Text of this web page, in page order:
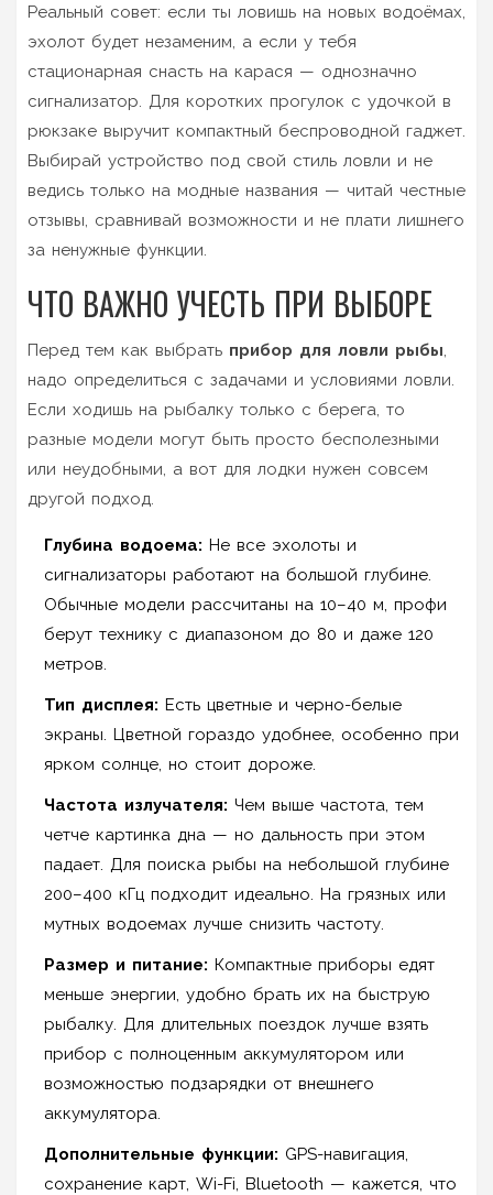
Реальный совет: если ты ловишь на новых водоёмах,
эхолот будет незаменим, а если у тебя
стационарная снасть на карася — однозначно
сигнализатор. Для коротких прогулок с удочкой в
рюкзаке выручит компактный беспроводной гаджет.
Выбирай устройство под свой стиль ловли и не
ведись только на модные названия — читай честные
отзывы, сравнивай возможности и не плати лишнего
за ненужные функции.
ЧТО ВАЖНО УЧЕСТЬ ПРИ ВЫБОРЕ
Перед тем как выбрать прибор для ловли рыбы,
надо определиться с задачами и условиями ловли.
Если ходишь на рыбалку только с берега, то
разные модели могут быть просто бесполезными
или неудобными, а вот для лодки нужен совсем
другой подход.
Глубина водоема: Не все эхолоты и
сигнализаторы работают на большой глубине.
Обычные модели рассчитаны на 10–40 м, профи
берут технику с диапазоном до 80 и даже 120
метров.
Тип дисплея: Есть цветные и черно-белые
экраны. Цветной гораздо удобнее, особенно при
ярком солнце, но стоит дороже.
Частота излучателя: Чем выше частота, тем
четче картинка дна — но дальность при этом
падает. Для поиска рыбы на небольшой глубине
200–400 кГц подходит идеально. На грязных или
мутных водоемах лучше снизить частоту.
Размер и питание: Компактные приборы едят
меньше энергии, удобно брать их на быструю
рыбалку. Для длительных поездок лучше взять
прибор с полноценным аккумулятором или
возможностью подзарядки от внешнего
аккумулятора.
Дополнительные функции: GPS-навигация,
сохранение карт, Wi-Fi, Bluetooth — кажется, что